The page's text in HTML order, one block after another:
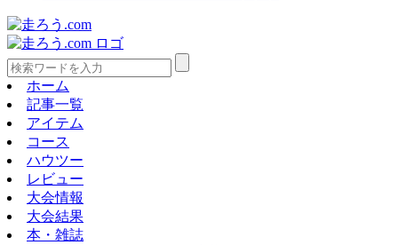
ホーム
記事一覧
アイテム
コース
ハウツー
レビュー
大会情報
大会結果
本・雑誌